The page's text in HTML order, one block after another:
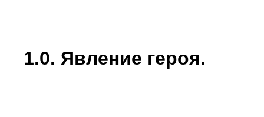
1.0. Явление героя.